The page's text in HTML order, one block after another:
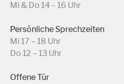
Mi & Do 14 – 16 Uhr
Persönliche Sprechzeiten
Mi 17 – 18 Uhr
Do 12 – 13 Uhr
Offene Tür